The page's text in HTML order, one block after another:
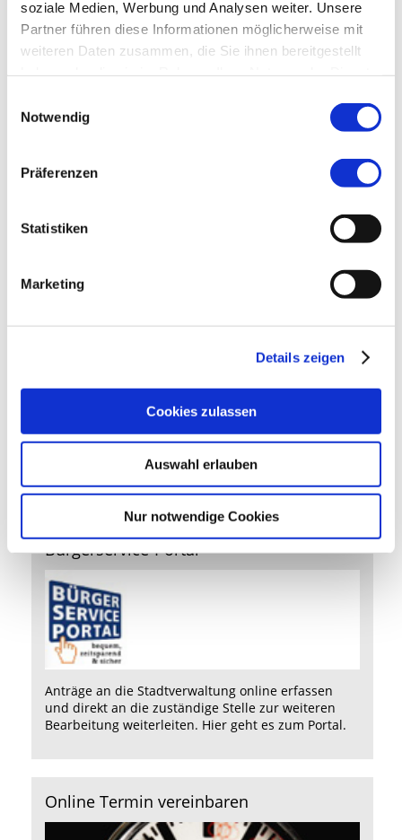
soziale Medien, Werbung und Analysen weiter. Unsere
Partner führen diese Informationen möglicherweise mit
weiteren Daten zusammen, die Sie ihnen bereitgestellt
Notwendig
Präferenzen
Statistiken
Marketing
Details zeigen
Cookies zulassen
Auswahl erlauben
Nur notwendige Cookies
Interessante
Links
Aktuelles aus Fürstenfeldbruck
Bürgerservice-Portal
Anträge an die Stadtverwaltung online erfassen
und direkt an die zuständige Stelle zur weiteren
Bearbeitung weiterleiten. Hier geht es zum Portal.
Online Termin vereinbaren